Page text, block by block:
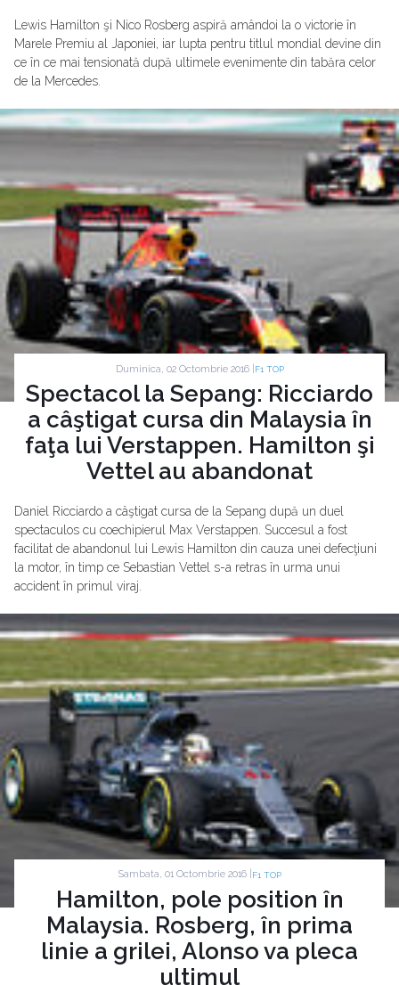
Lewis Hamilton şi Nico Rosberg aspiră amândoi la o victorie în
Marele Premiu al Japoniei, iar lupta pentru titlul mondial devine din
ce în ce mai tensionată după ultimele evenimente din tabăra celor
de la Mercedes.
Duminica, 02 Octombrie 2016 | F1 TOP
Spectacol la Sepang: Ricciardo
a câştigat cursa din Malaysia în
faţa lui Verstappen. Hamilton şi
Vettel au abandonat
Daniel Ricciardo a câştigat cursa de la Sepang după un duel
spectaculos cu coechipierul Max Verstappen. Succesul a fost
facilitat de abandonul lui Lewis Hamilton din cauza unei defecţiuni
la motor, în timp ce Sebastian Vettel s-a retras în urma unui
accident în primul viraj.
Sambata, 01 Octombrie 2016 | F1 TOP
Hamilton, pole position în
Malaysia. Rosberg, în prima
linie a grilei, Alonso va pleca
ultimul